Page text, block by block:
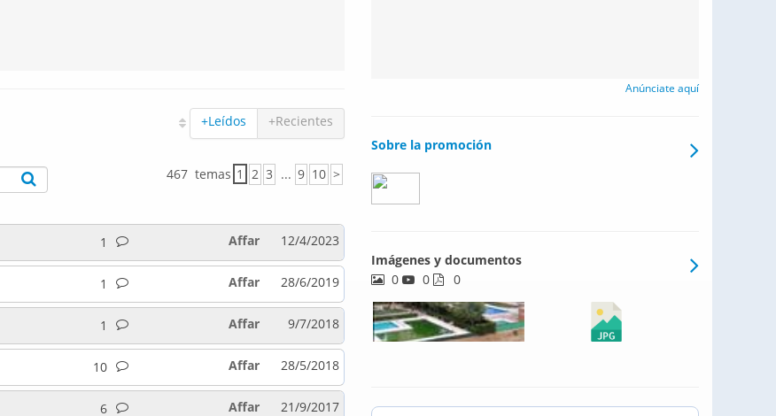
+Leídos +Recientes
467 temas 1 2 3 ... 9 10 >
1 12/4/2023
Affar
1 28/6/2019
Affar
1 9/7/2018
Affar
10 28/5/2018
Affar
6 21/9/2017
Affar
Anúnciate aquí
Sobre la promoción
Imágenes y documentos
0
0 0